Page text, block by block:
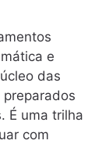
e
das
É uma trilha
com